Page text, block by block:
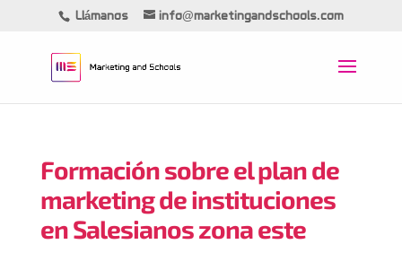
Llámanos info@marketingandschools.com
Formación sobre el plan de
marketing de instituciones
en Salesianos zona este